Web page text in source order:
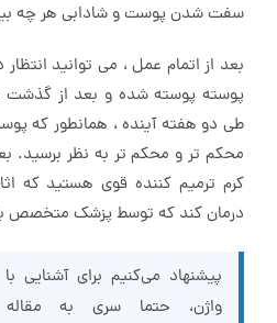
سفت شدن پوست و شادابی هر چه
بعد از اتمام عمل ، می توانید
طی دو هفته آینده ، همانطور که
محکم تر و محکم تر به نظر برسید.
کرم ترمیم کننده قوی هستید که
درمان کند که توسط پزشک متخصص
پیشنهاد می‌کنیم برای آشنایی
واژن، حتما سری به مقاله